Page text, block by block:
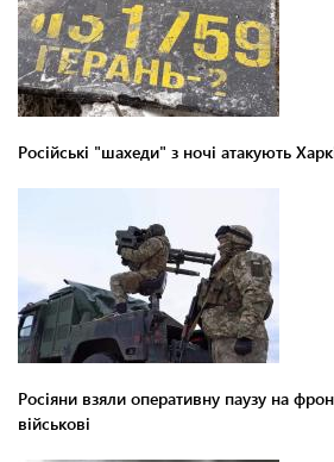
Російські "шахеди" з ночі атакують
Росіяни взяли оперативну паузу на
військові